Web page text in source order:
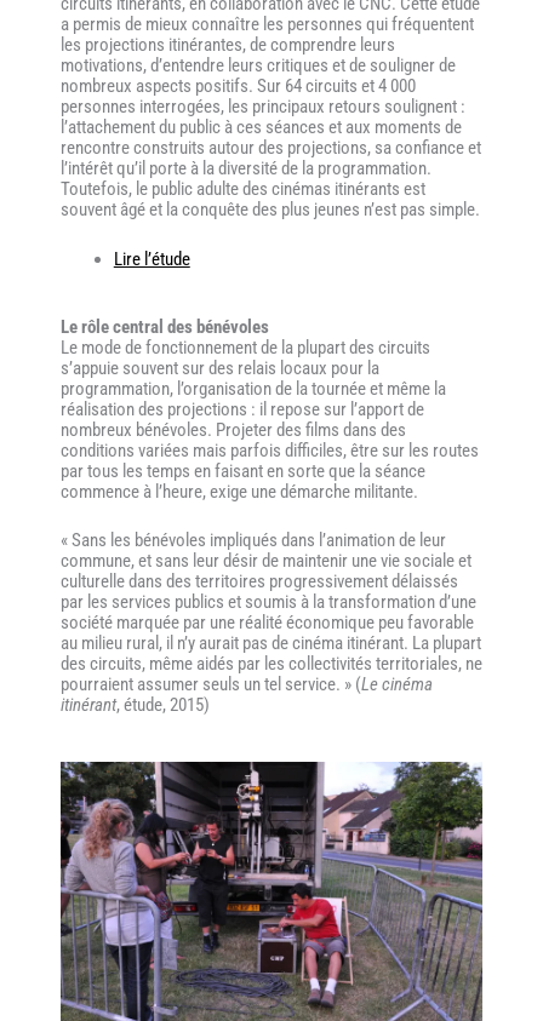
a permis de mieux connaître les personnes qui fréquentent
les projections itinérantes, de comprendre leurs
motivations, d’entendre leurs critiques et de souligner de
nombreux aspects positifs. Sur 64 circuits et 4 000
personnes interrogées, les principaux retours soulignent :
l’attachement du public à ces séances et aux moments de
rencontre construits autour des projections, sa confiance et
l’intérêt qu’il porte à la diversité de la programmation.
Toutefois, le public adulte des cinémas itinérants est
souvent âgé et la conquête des plus jeunes n’est pas simple.
Lire l’étude
Le rôle central des bénévoles
Le mode de fonctionnement de la plupart des circuits
s’appuie souvent sur des relais locaux pour la
programmation, l’organisation de la tournée et même la
réalisation des projections : il repose sur l’apport de
nombreux bénévoles. Projeter des films dans des
conditions variées mais parfois difficiles, être sur les routes
par tous les temps en faisant en sorte que la séance
commence à l’heure, exige une démarche militante.
« Sans les bénévoles impliqués dans l’animation de leur
commune, et sans leur désir de maintenir une vie sociale et
culturelle dans des territoires progressivement délaissés
par les services publics et soumis à la transformation d’une
société marquée par une réalité économique peu favorable
au milieu rural, il n’y aurait pas de cinéma itinérant. La plupart
des circuits, même aidés par les collectivités territoriales, ne
pourraient assumer seuls un tel service. » (Le cinéma
itinérant, étude, 2015)